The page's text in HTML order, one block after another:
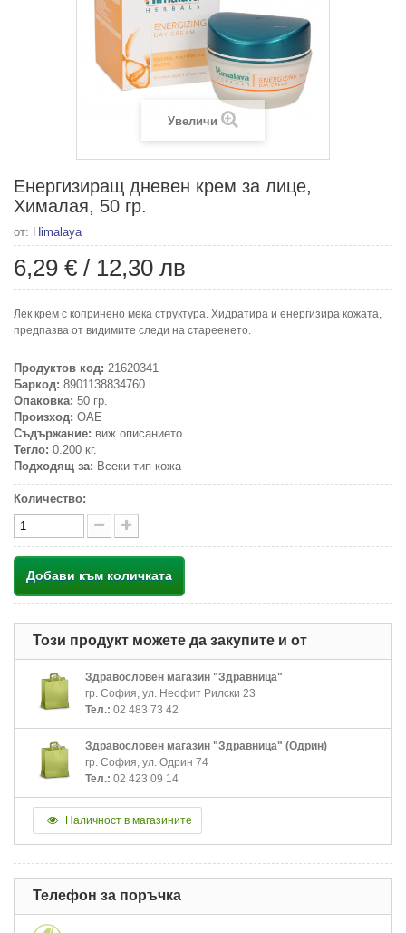
Увеличи
Енергизиращ дневен крем за лице,
Хималая, 50 гр.
от: Himalaya
6,29 € / 12,30 лв
Лек крем с копринено мека структура. Хидратира и енергизира кожата,
предпазва от видимите следи на стареенето.
Продуктов код: 21620341
Баркод: 8901138834760
Опаковка: 50 гр.
Произход: ОАЕ
Съдържание: виж описанието
Тегло: 0.200 кг.
Подходящ за: Всеки тип кожа
Количество:
Добави към количката
Този продукт можете да закупите и от
Здравословен магазин "Здравница"
гр. София, ул. Неофит Рилски 23
Тел.: 02 483 73 42
Здравословен магазин "Здравница" (Одрин)
гр. София, ул. Одрин 74
Тел.: 02 423 09 14
Наличност в магазините
Телефон за поръчка